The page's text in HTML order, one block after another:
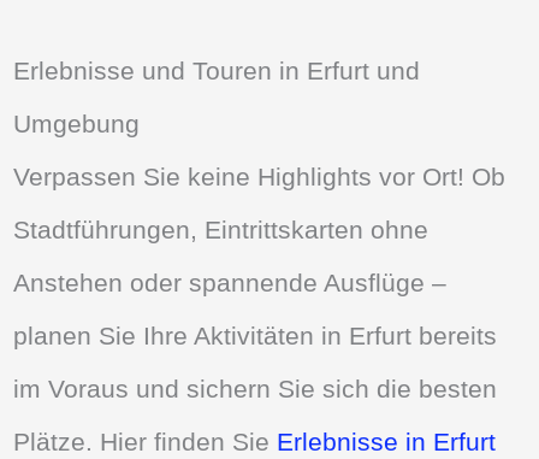
Erlebnisse und Touren in Erfurt und
Umgebung
Verpassen Sie keine Highlights vor Ort! Ob
Stadtführungen, Eintrittskarten ohne
Anstehen oder spannende Ausflüge –
planen Sie Ihre Aktivitäten in Erfurt bereits
im Voraus und sichern Sie sich die besten
Plätze. Hier finden Sie Erlebnisse in Erfurt